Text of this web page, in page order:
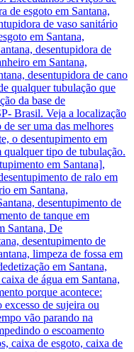
de esgoto em Santana,
de vaso sanitário
em Santana,
desentupidora de
em Santana,
desentupidora de cano
qualquer tubulação que
da base de
Brasil. Veja a localização
ser uma das melhores
o desentupimento em
qualquer tipo de tubulação.
em Santana],
de ralo em
em Santana,
desentupimento de
de tanque em
Santana, De
desentupimento de
limpeza de fossa em
em Santana,
de água em Santana,
porque acontece:
de sujeira ou
vão parando na
o escoamento
caixa de esgoto, caixa de